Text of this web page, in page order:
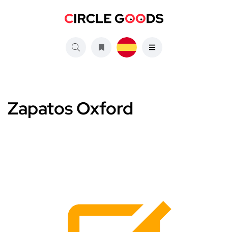
Zapatos Oxford